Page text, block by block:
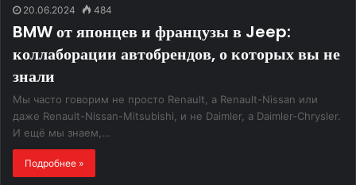
20.06.2024 484
BMW от японцев и французы в Jeep:
коллаборации автобрендов, о которых вы не
знали
Мы часто говорим не просто Renault, а Renault-Nissan или
даже Renault-Nissan-Mitsubishi, и не Daimler, а Daimler-Chrysler.
И ещё мы знаем,…
Подробнее »